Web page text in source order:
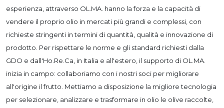
esperienza, attraverso OL.MA. hanno la forza e la capacità di
vendere il proprio olio in mercati più grandi e complessi, con
richieste stringenti in termini di quantità, qualità e innovazione di
prodotto. Per rispettare le norme e gli standard richiesti dalla
GDO e dall'Ho.Re.Ca, in Italia e all'estero, il supporto di OL.MA.
inizia in campo: collaboriamo con i nostri soci per migliorare
all'origine il frutto. Mettiamo a disposizione la migliore tecnologia
per selezionare, analizzare e trasformare in olio le olive raccolte,